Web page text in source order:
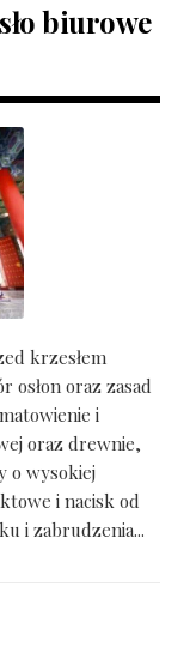
biurowe
krzesłem
osłon oraz zasad
i
oraz drewnie,
o wysokiej
i nacisk od
i zabrudzenia...